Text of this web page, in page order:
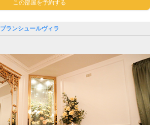
この部屋を予約する
ブランシュールヴィラ